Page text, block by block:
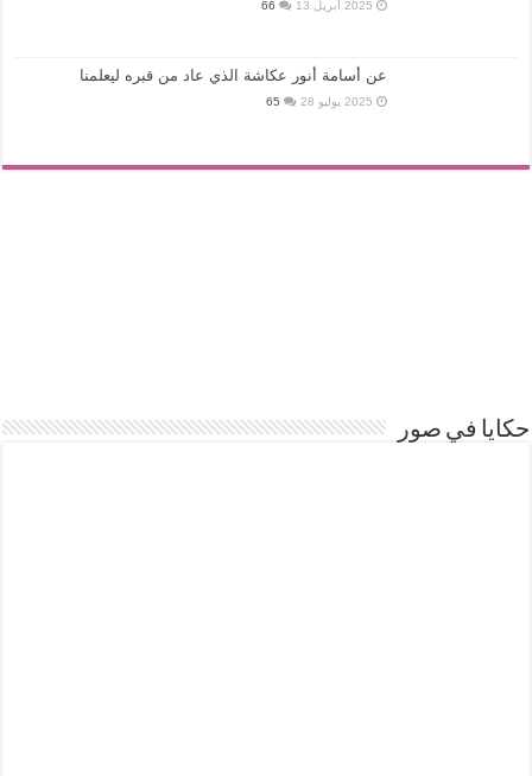
2025 أبريل 13 66
عن أسامة أنور عكاشة الذي عاد من قبره ليعلمنا
2025 يوليو 28 65
حكايا في صور